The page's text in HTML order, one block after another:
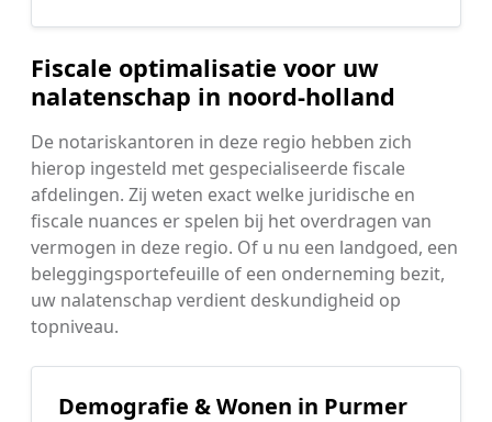
Fiscale optimalisatie voor uw
nalatenschap in noord-holland
De notariskantoren in deze regio hebben zich
hierop ingesteld met gespecialiseerde fiscale
afdelingen. Zij weten exact welke juridische en
fiscale nuances er spelen bij het overdragen van
vermogen in deze regio. Of u nu een landgoed, een
beleggingsportefeuille of een onderneming bezit,
uw nalatenschap verdient deskundigheid op
topniveau.
Demografie & Wonen in Purmer